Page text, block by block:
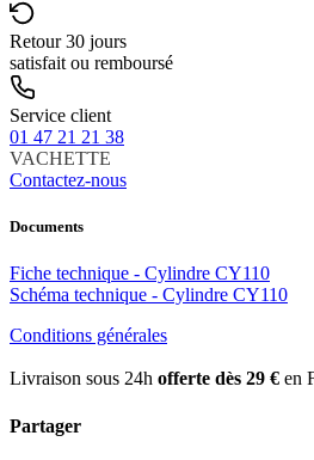
Retour 30 jours
satisfait ou remboursé
Service client
01 47 21 21 38
VACHETTE
Contactez-nous
Documents
Fiche technique - Cylindre CY110
Schéma technique - Cylindre CY110
Conditions générales
Livraison sous 24h offerte dès 29 € en
Partager